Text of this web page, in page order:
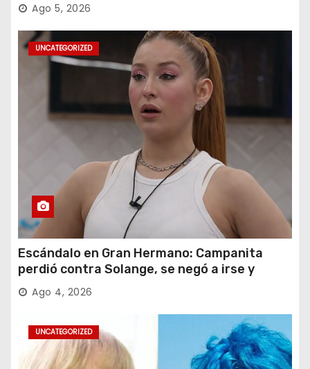
Ago 5, 2026
UNCATEGORIZED
Escándalo en Gran Hermano: Campanita
perdió contra Solange, se negó a irse y
desafió al Big
Ago 4, 2026
UNCATEGORIZED